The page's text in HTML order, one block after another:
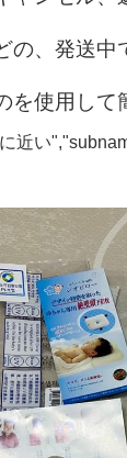
の、発送中
を使用して
近い